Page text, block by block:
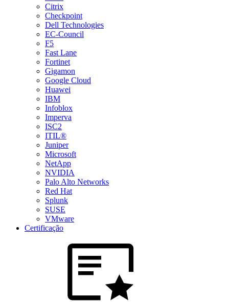
Citrix
Checkpoint
Dell Technologies
EC-Council
F5
Fast Lane
Fortinet
Gigamon
Google Cloud
Huawei
IBM
Infoblox
Imperva
ISC2
ITIL®
Juniper
Microsoft
NetApp
NVIDIA
Palo Alto Networks
Red Hat
Splunk
SUSE
VMware
Certificação